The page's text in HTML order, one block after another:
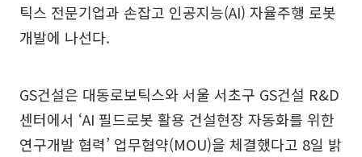
틱스 전문기업과 손잡고 인공지능(AI) 자율주행 로봇
개발에 나선다.
GS건설은 대동로보틱스와 서울 서초구 GS건설 R&D
센터에서 ‘AI 필드로봇 활용 건설현장 자동화를 위한
연구개발 협력’ 업무협약(MOU)을 체결했다고 8일 밝